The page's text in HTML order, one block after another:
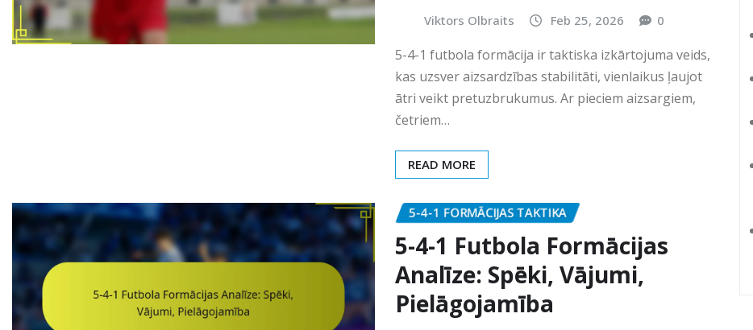
Viktors Olbraits Feb 25, 2026 0
5-4-1 futbola formācija ir taktiska izkārtojuma veids,
kas uzsver aizsardzības stabilitāti, vienlaikus ļaujot
ātri veikt pretuzbrukumus. Ar pieciem aizsargiem,
četriem…
READ MORE
5-4-1 FORMĀCIJAS TAKTIKA
5-4-1 Futbola Formācijas
Analīze: Spēki, Vājumi,
Pielāgojamība